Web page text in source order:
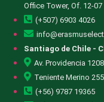
Office Tower, Of. 12-07
(+507) 6903 4026
Santiago de Chile -
Av. Providencia
Teniente Merino
(+56) 9787 19365